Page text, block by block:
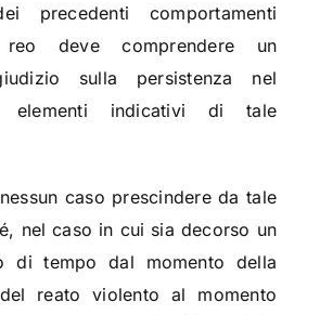
precedenti comportamenti
deve comprendere un
sulla persistenza nel
elementi indicativi di tale
caso prescindere da tale
nel caso in cui sia decorso un
di tempo dal momento della
reato violento al momento